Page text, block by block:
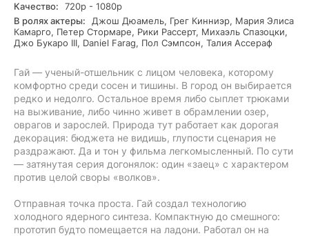
Качество:
720р - 1080р
В ролях актеры:
Джош Дюамель, Грег Кинниэр, Мария Элиса
Камарго, Петер Стормаре, Рики Рассерт, Михаэль Спазоцки,
Джо Букаро III, Daniel Farag, Пол Сэмпсон, Талия Ассераф
Гай — ученый-отшельник с лицом человека, которому
комфортно среди сосен и тишины. В город он выбирается
редко и недолго. Остальное время либо сыплет трюками
на выживание, либо чинно живет в обрамлении озер,
оврагов и зарослей. Природа тут работает как дорогая
декорация: бюджета не видишь, глупости сценария не
раздражают. Да и тон у фильма легкомысленный. По сути
— затянутая серия догонялок: один «заец» с характером
против целой своры «волков».
Отправная точка проста. Гай создал технологию
холодного ядерного синтеза. Компактную до смешного:
прототип будто помещается на ладони. Работал он на